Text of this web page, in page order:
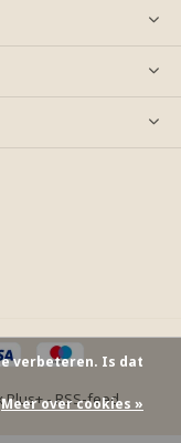
Plus+-RSS-feed
verbeteren. Is dat
Meer over cookies »